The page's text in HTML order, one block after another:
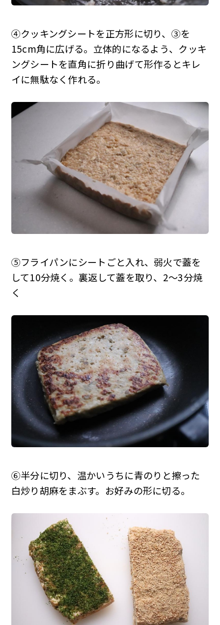
④クッキングシートを正方形に切り、③を
15cm角に広げる。立体的になるよう、クッキ
ングシートを直角に折り曲げて形作るとキレ
イに無駄なく作れる。
⑤フライパンにシートごと入れ、弱火で蓋を
して10分焼く。裏返して蓋を取り、2〜3分焼
く
⑥半分に切り、温かいうちに青のりと擦った
白炒り胡麻をまぶす。お好みの形に切る。